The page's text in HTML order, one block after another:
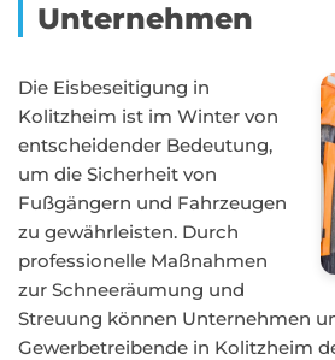
Unternehmen
Die Eisbeseitigung in
Kolitzheim ist im Winter von
entscheidender Bedeutung,
um die Sicherheit von
Fußgängern und Fahrzeugen
zu gewährleisten. Durch
professionelle Maßnahmen
zur Schneeräumung und
Streuung können Unternehmen
Gewerbetreibende in Kolitzheim